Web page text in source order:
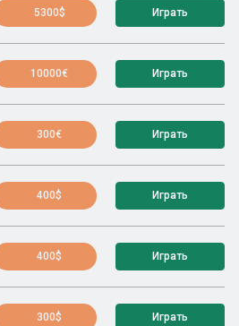
5300$ Играть
10000€ Играть
300€ Играть
400$ Играть
400$ Играть
300$ Играть